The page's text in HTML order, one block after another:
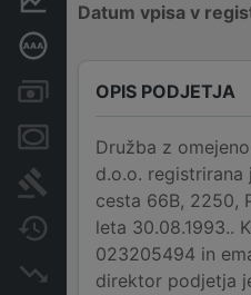
Računi in blokade
Zastavne pravice
Sodni postopki
Spremembe
Insolvenčni postopki
Datum vpisa v
OPIS PODJETJA
Družba z
d.o.o. registrirana
cesta 66B, 2250,
leta 30.08.1993..
023205494 in
direktor podjetja